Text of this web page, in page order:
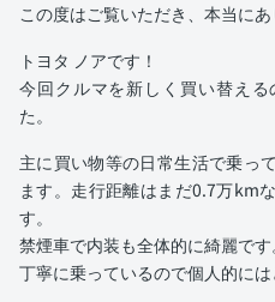
この度はご覧いただき、本当にあ
トヨタ ノアです！
今回クルマを新しく買い替え
た。
主に買い物等の日常生活で乗っ
ます。走行距離はまだ0.7万km
す。
禁煙車で内装も全体的に綺麗です
丁寧に乗っているので個人的には